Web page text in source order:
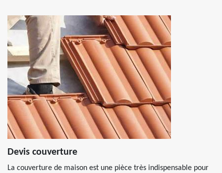
Devis couverture
La couverture de maison est une pièce très indispensable pour